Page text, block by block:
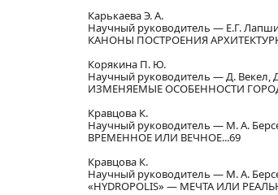
Карькаева Э. А.
Научный руководитель — Е.Г.
КАНОНЫ ПОСТРОЕНИЯ
Корякина П. Ю.
Научный руководитель — Д. Векел,
ИЗМЕНЯЕМЫЕ ОСОБЕННОСТИ
Кравцова К.
Научный руководитель — М. А.
ВРЕМЕННОЕ ИЛИ ВЕЧНОЕ...69
Кравцова К.
Научный руководитель — М. А.
«HYDROPOLIS» — МЕЧТА ИЛИ